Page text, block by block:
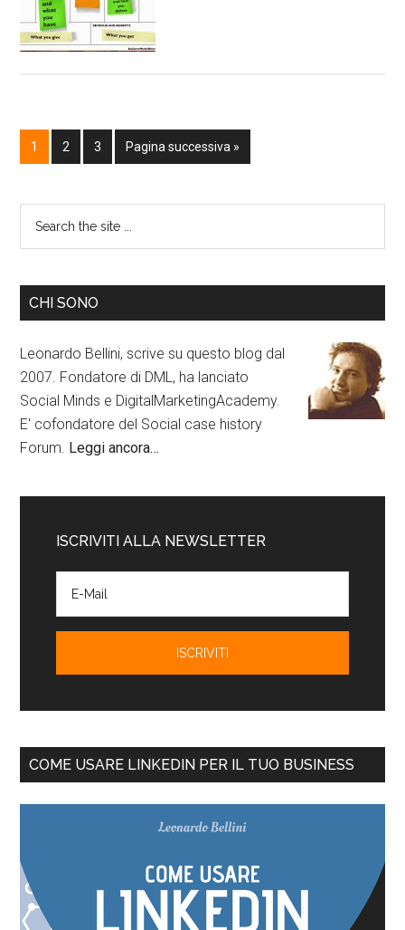
1 2 3 Pagina successiva »
CHI SONO
Leonardo Bellini, scrive su questo blog dal
2007. Fondatore di DML, ha lanciato
Social Minds e DigitalMarketingAcademy.
E' cofondatore del Social case history
Forum. Leggi ancora…
ISCRIVITI ALLA NEWSLETTER
COME USARE LINKEDIN PER IL TUO BUSINESS